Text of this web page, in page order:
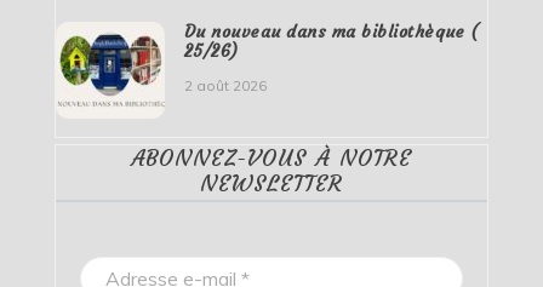
Du nouveau dans ma bibliothèque (
25/26)
2 août 2026
ABONNEZ-VOUS À NOTRE
NEWSLETTER